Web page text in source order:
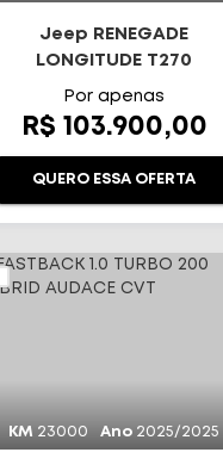
Jeep RENEGADE
LONGITUDE T270
Por apenas
R$ 103.900,00
QUERO ESSA OFERTA
KM 23000 Ano 2025/2025